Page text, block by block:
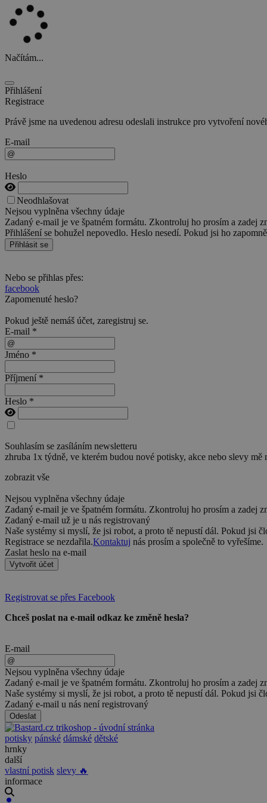
Načítám...
Přihlášení
Registrace
Právě jsme na uvedenou adresu odeslali instrukce pro vytvoření
E-mail
Heslo
Neodhlašovat
Nejsou vyplněna všechny údaje
Zadaný e-mail je ve špatném formátu. Zkontroluj ho prosím a zadej
Přihlášení se bohužel nepovedlo. Heslo nesedí. Pokud jsi ho
Přihlásit se
Nebo se přihlas přes:
facebook
Zapomenuté heslo?
Pokud ještě nemáš účet, zaregistruj se.
E-mail *
Jméno *
Příjmení *
Heslo *
Souhlasím se zasíláním newsletteru
zhruba 1x týdně, ve kterém budou nové potisky, akce nebo slevy
zobrazit vše
Nejsou vyplněna všechny údaje
Zadaný e-mail je ve špatném formátu. Zkontroluj ho prosím a zadej
Zadaný e-mail už je u nás registrovaný
Naše systémy si myslí, že jsi robot, a proto tě nepustí dál. Pokud jsi
Registrace se nezdařila.Kontaktuj nás prosím a společně to vyřešíme.
Zaslat heslo na e-mail
Vytvořit účet
Registrovat se přes Facebook
Chceš poslat na e-mail odkaz ke změně hesla?
E-mail
Nejsou vyplněna všechny údaje
Zadaný e-mail je ve špatném formátu. Zkontroluj ho prosím a zadej
Naše systémy si myslí, že jsi robot, a proto tě nepustí dál. Pokud jsi
Zadaný e-mail u nás není registrovaný
Odeslat
potisky pánské dámské dětské
hrnky
další
vlastní potisk slevy 🔥
informace